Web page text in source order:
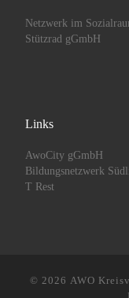
Netzwerk im
Stützrad gGmbH
Links
AwoCity gGmbH
Bildungsnetzwerk
T Rest
© 2026 AWO